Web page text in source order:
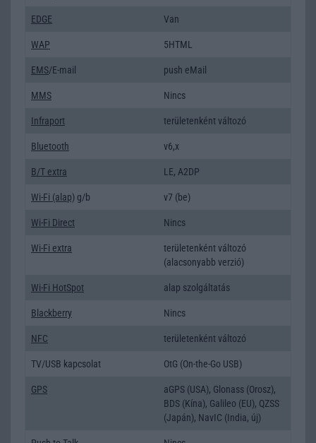
EDGE Van
WAP 5HTML
EMS/E-mail push eMail
MMS Nincs
Infraport területenként változó
Bluetooth v6,x
B/T extra LE, A2DP
Wi-Fi (alap) g/b v7 (be)
Wi-Fi Direct Nincs
Wi-Fi extra
területenként változó
(alacsonyabb verzió)
Wi-Fi HotSpot alap szolgáltatás
Blackberry Nincs
NFC területenként változó
TV/USB kapcsolat OtG (On-the-Go USB)
GPS
aGPS (USA), Glonass (Orosz),
BDS (Kína), Galileo (EU), QZSS
(Japán), NavIC (India, új)